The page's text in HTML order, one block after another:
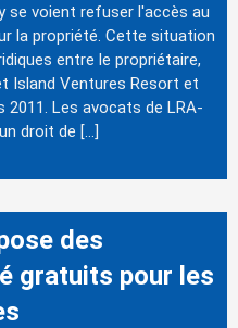
se voient refuser l'accès au
la propriété. Cette situation
entre le propriétaire,
Island Ventures Resort et
2011. Les avocats de LRA-
droit de […]
des
gratuits pour les